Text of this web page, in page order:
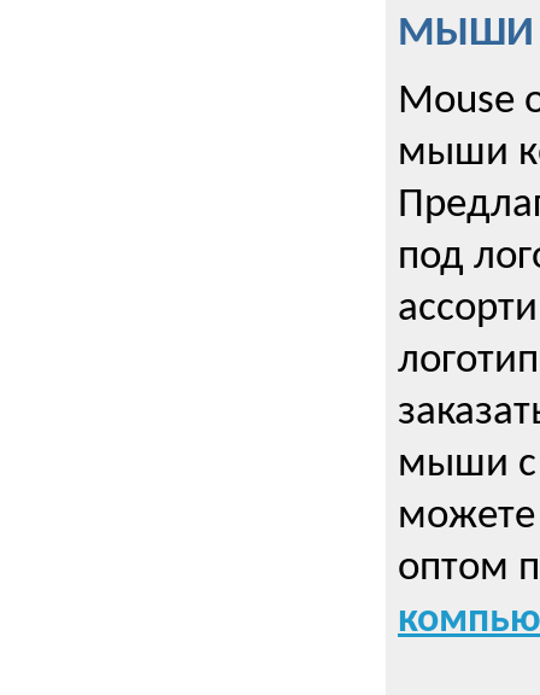
МЫШИ
Mouse
мыши
под
мыши с
можете
оптом